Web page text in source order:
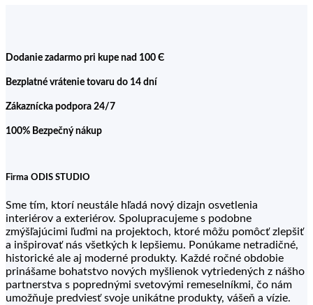
Dodanie zadarmo pri kupe nad 100 Є
Bezplatné vrátenie tovaru do 14 dní
Zákaznícka podpora 24/7
100% Bezpečný nákup
Firma ODIS STUDIO
Sme tím, ktorí neustále hľadá nový dizajn osvetlenia
interiérov a exteriérov. Spolupracujeme s podobne
zmýšľajúcimi ľuďmi na projektoch, ktoré môžu pomôcť zlepšiť
a inšpirovať nás všetkých k lepšiemu. Ponúkame netradičné,
historické ale aj moderné produkty. Každé ročné obdobie
prinášame bohatstvo nových myšlienok vytriedených z nášho
partnerstva s poprednými svetovými remeselníkmi, čo nám
umožňuje predviesť svoje unikátne produkty, vášeň a vízie.